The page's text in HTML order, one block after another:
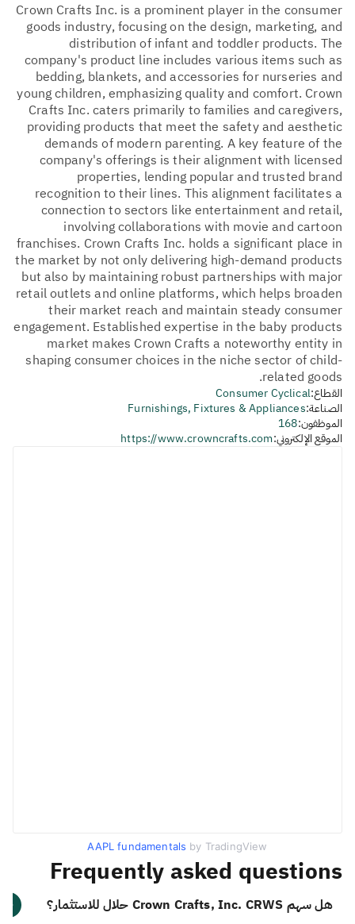
Crown Crafts Inc. is a prominent player in the consumer
goods industry, focusing on the design, marketing, and
distribution of infant and toddler products. The
company's product line includes various items such as
bedding, blankets, and accessories for nurseries and
young children, emphasizing quality and comfort. Crown
Crafts Inc. caters primarily to families and caregivers,
providing products that meet the safety and aesthetic
demands of modern parenting. A key feature of the
company's offerings is their alignment with licensed
properties, lending popular and trusted brand
recognition to their lines. This alignment facilitates a
connection to sectors like entertainment and retail,
involving collaborations with movie and cartoon
franchises. Crown Crafts Inc. holds a significant place in
the market by not only delivering high-demand products
but also by maintaining robust partnerships with major
retail outlets and online platforms, which helps broaden
their market reach and maintain steady consumer
engagement. Established expertise in the baby products
market makes Crown Crafts a noteworthy entity in
shaping consumer choices in the niche sector of child-
related goods.
القطاع:Consumer Cyclical
الصناعة:Furnishings, Fixtures & Appliances
الموظفون:168
الموقع الإلكتروني:https://www.crowncrafts.com
AAPL fundamentals by TradingView
Frequently asked questions
هل سهم Crown Crafts, Inc. CRWS حلال للاستثمار؟